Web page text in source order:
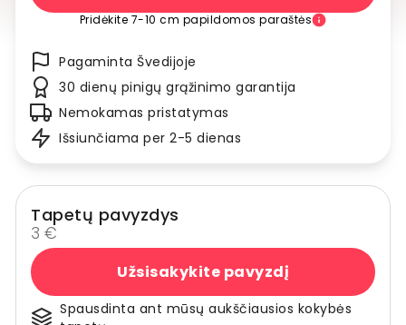
Pridėkite 7-10 cm papildomos paraštės
Pagaminta Švedijoje
30 dienų pinigų grąžinimo garantija
Nemokamas pristatymas
Išsiunčiama per 2-5 dienas
Tapetų pavyzdys
3 €
Užsisakykite pavyzdį
Spausdinta ant mūsų aukščiausios kokybės